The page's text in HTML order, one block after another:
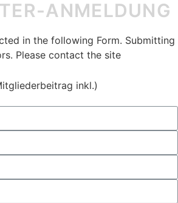
ANMELDUNG
in the following Form. Submitting
Please contact the site
inkl.)